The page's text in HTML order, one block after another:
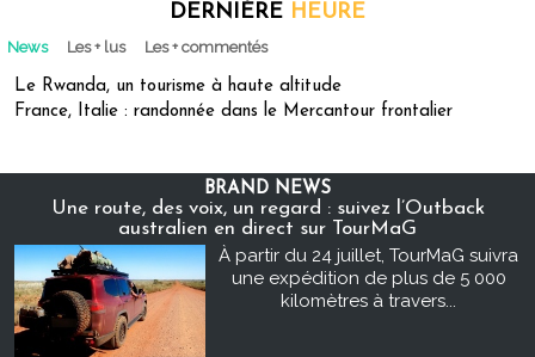
DERNIÈRE HEURE
News Les + lus Les + commentés
Le Rwanda, un tourisme à haute altitude
France, Italie : randonnée dans le Mercantour frontalier
BRAND NEWS
Une route, des voix, un regard : suivez l’Outback
australien en direct sur TourMaG
À partir du 24 juillet, TourMaG suivra
une expédition de plus de 5 000
kilomètres à travers...